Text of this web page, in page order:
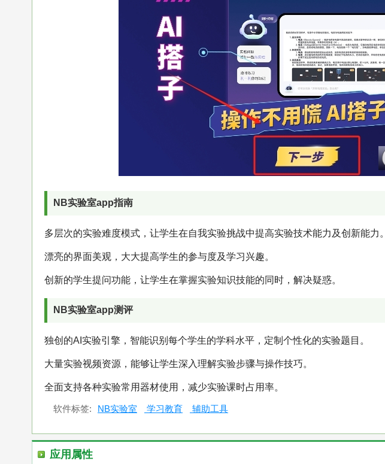
NB实验室app指南
多层次的实验难度模式，让学生在自我实验挑战中提高实验技术能力及创新能力。
漂亮的界面美观，大大提高学生的参与度及学习兴趣。
创新的学生提问功能，让学生在掌握实验知识技能的同时，解决疑惑。
NB实验室app测评
独创的AI实验引擎，智能识别每个学生的学科水平，定制个性化的实验题目。
大量实验视频资源，能够让学生深入理解实验步骤与操作技巧。
全面支持各种实验常用器材使用，减少实验课时占用率。
软件标签: NB实验室 学习教育 辅助工具
应用属性